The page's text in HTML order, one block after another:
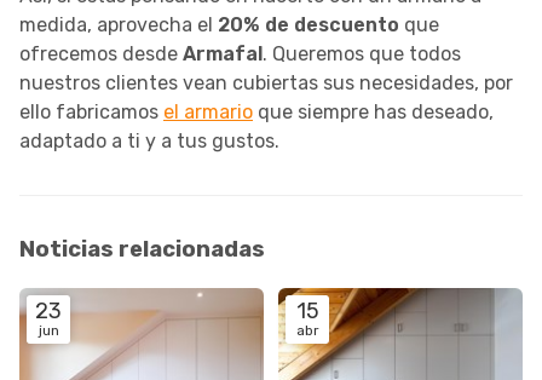
medida, aprovecha el 20% de descuento que
ofrecemos desde Armafal . Queremos que todos
nuestros clientes vean cubiertas sus necesidades, por
ello fabricamos el armario que siempre has deseado,
adaptado a ti y a tus gustos.
Noticias relacionadas
23
jun
15
abr